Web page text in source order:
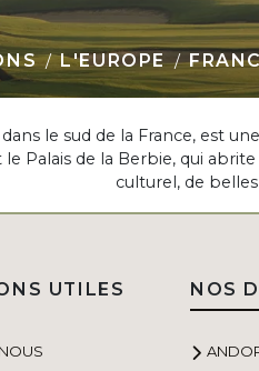
L'EUROPE
le sud de la France, est
Palais de la Berbie, qui
culturel, de
UTILES NOS